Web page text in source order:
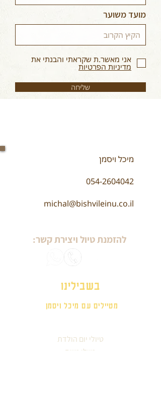
מועד משוער
אני מאשר.ת שקראתי והבנתי את
מדיניות הפרטיות
שליחה
מיכל ויסמן
054-2604042
michal@bishvileinu.co.il
להזמנת טיול ויצירת קשר:
בשבילינו
מטיילים עם מיכל ויסמן
טיולי יום הולדת
טיולי נשים